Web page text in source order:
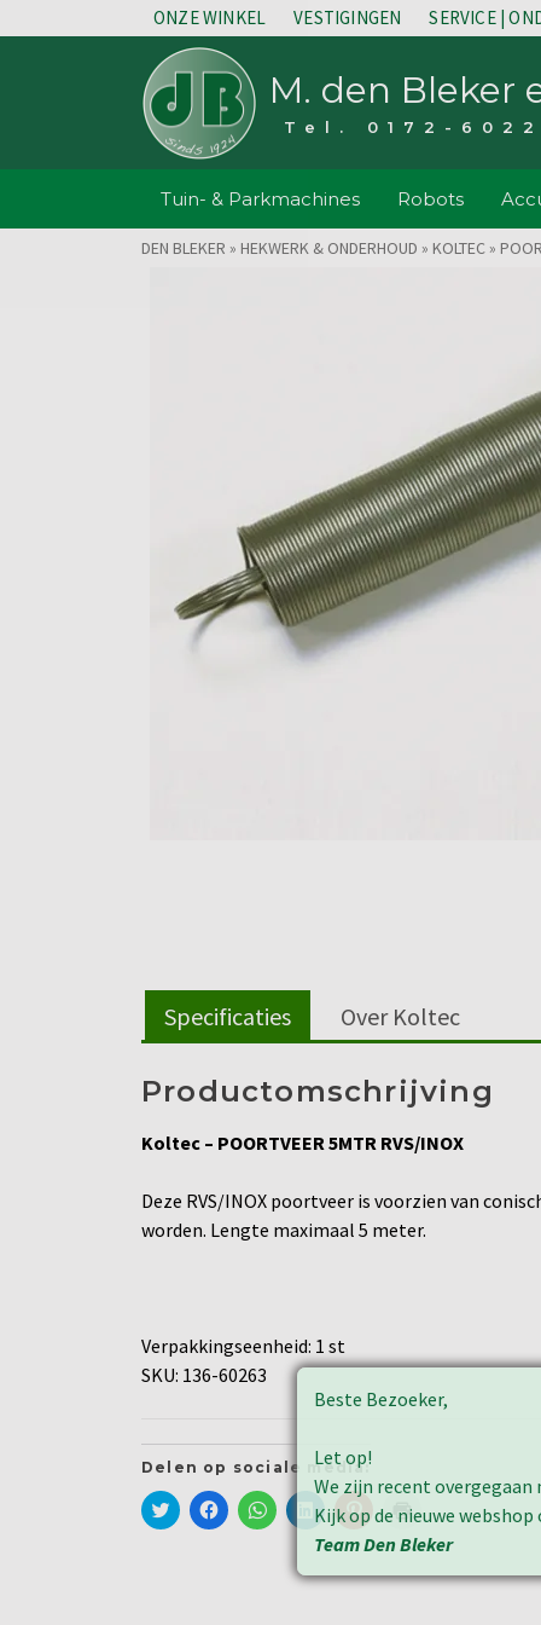
ONZE WINKEL VESTIGINGEN SERVICE |
M. den Bleker
Tel. 0172-
Tuin- & Parkmachines Robots
DEN BLEKER » HEKWERK & ONDERHOUD » KOLTEC »
Specificaties Over Koltec
Productomschrijving
Koltec – POORTVEER 5MTR RVS/INOX
Deze RVS/INOX poortveer is voorzien van
worden. Lengte maximaal 5 meter.
Verpakkingseenheid: 1 st
SKU: 136-60263
Delen op sociale media:
Klik
om
Klik
om
Klik
om
WhatsApp
Klik
om
op
LinkedIn
delen
Klik
om
op
Pinterest
delen
om
af
te
(Wordt
Beste Bezoeker,
Let op!
We zijn recent overgegaan
Kijk op de nieuwe
Team Den Bleker